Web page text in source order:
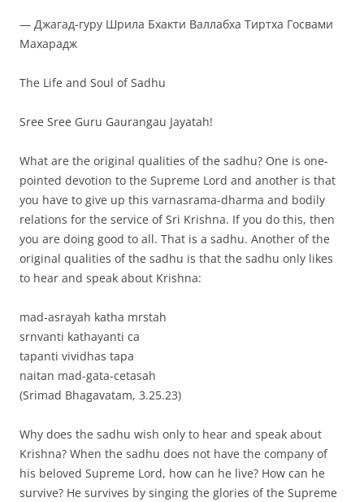
— Джагад-гуру Шрила Бхакти Валлабха Тиртха Госвами
Махарадж
The Life and Soul of Sadhu
Sree Sree Guru Gaurangau Jayatah!
What are the original qualities of the sadhu? One is one-
pointed devotion to the Supreme Lord and another is that
you have to give up this varnasrama-dharma and bodily
relations for the service of Sri Krishna. If you do this, then
you are doing good to all. That is a sadhu. Another of the
original qualities of the sadhu is that the sadhu only likes
to hear and speak about Krishna:
mad-asrayah katha mrstah
srnvanti kathayanti ca
tapanti vividhas tapa
naitan mad-gata-cetasah
(Srimad Bhagavatam, 3.25.23)
Why does the sadhu wish only to hear and speak about
Krishna? When the sadhu does not have the company of
his beloved Supreme Lord, how can he live? How can he
survive? He survives by singing the glories of the Supreme